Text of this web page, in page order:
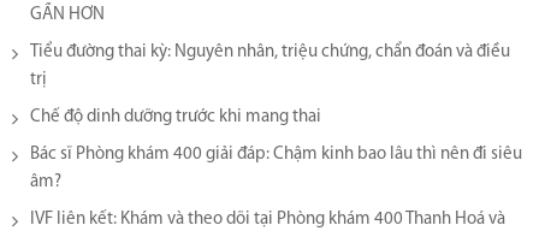
GẦN HƠN
Tiểu đường thai kỳ: Nguyên nhân, triệu chứng, chẩn đoán và điều
trị
Chế độ dinh dưỡng trước khi mang thai
Bác sĩ Phòng khám 400 giải đáp: Chậm kinh bao lâu thì nên đi siêu
âm?
IVF liên kết: Khám và theo dõi tại Phòng khám 400 Thanh Hoá và